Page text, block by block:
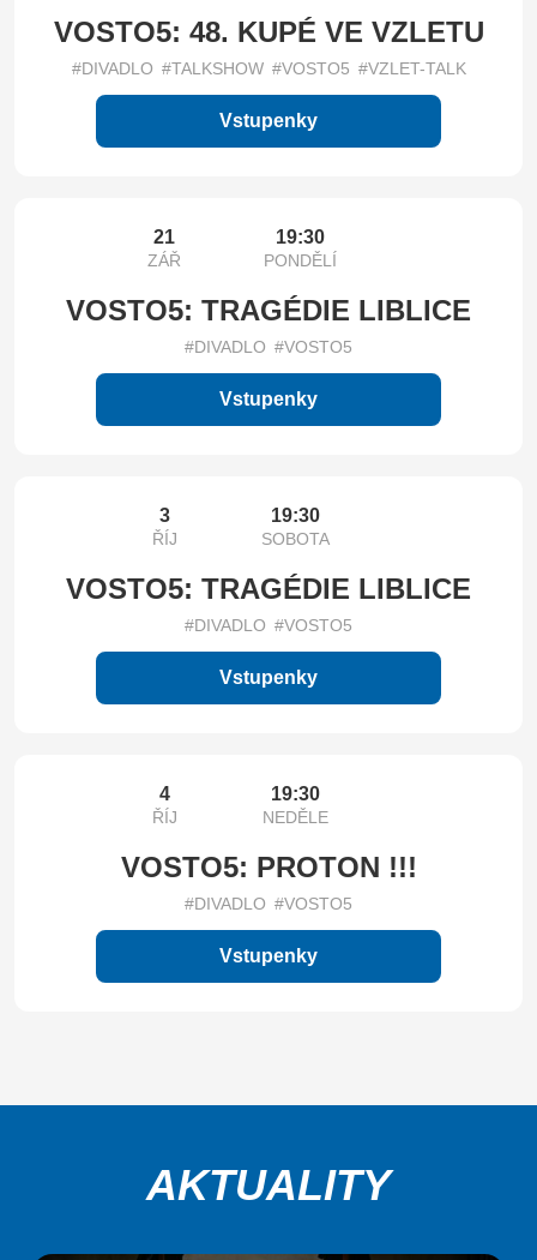
VOSTO5: 48. KUPÉ VE VZLETU
#DIVADLO #TALKSHOW #VOSTO5 #VZLET-TALK
Vstupenky
21
ZÁŘ
19:30
PONDĚLÍ
VOSTO5: TRAGÉDIE LIBLICE
#DIVADLO #VOSTO5
Vstupenky
3
ŘÍJ
19:30
SOBOTA
VOSTO5: TRAGÉDIE LIBLICE
#DIVADLO #VOSTO5
Vstupenky
4
ŘÍJ
19:30
NEDĚLE
VOSTO5: PROTON !!!
#DIVADLO #VOSTO5
Vstupenky
AKTUALITY